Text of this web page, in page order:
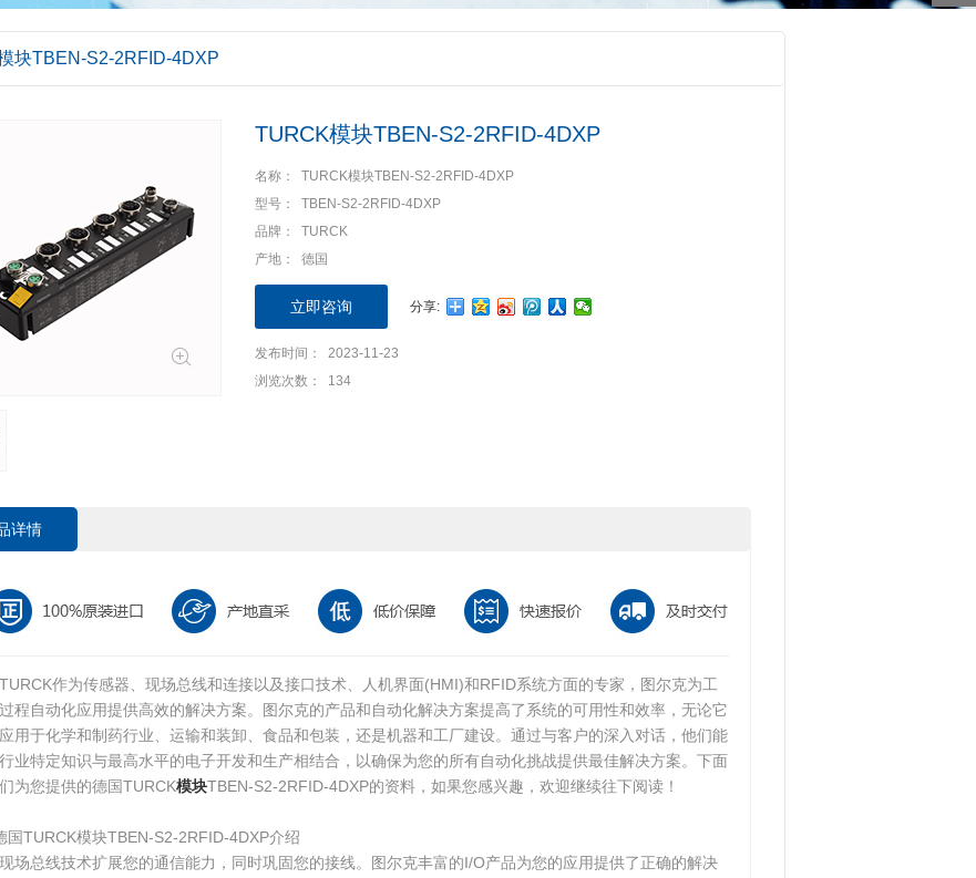
块TBEN-S2-2RFID-4DXP
TURCK模块TBEN-S2-2RFID-4DXP
名称： TURCK模块TBEN-S2-2RFID-4DXP
型号： TBEN-S2-2RFID-4DXP
品牌： TURCK
产地： 德国
立即咨询 分享:
发布时间： 2023-11-23
浏览次数： 134
详情
作为传感器、现场总线和连接以及接口技术、人机界面(HMI)和RFID系统方面的专家，图尔克为工
程自动化应用提供高效的解决方案。图尔克的产品和自动化解决方案提高了系统的可用性和效率，无论它
用于化学和制药行业、运输和装卸、食品和包装，还是机器和工厂建设。通过与客户的深入对话，他们能
业特定知识与最高水平的电子开发和生产相结合，以确保为您的所有自动化挑战提供最佳解决方案。下面
为您提供的德国TURCK模块TBEN-S2-2RFID-4DXP的资料，如果您感兴趣，欢迎继续往下阅读！
国TURCK模块TBEN-S2-2RFID-4DXP介绍
场总线技术扩展您的通信能力，同时巩固您的接线。图尔克丰富的I/O产品为您的应用提供了正确的解决